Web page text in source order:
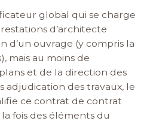
global qui se charge
d’architecte
d’un ouvrage (y compris la
mais au moins de
et de la direction des
adjudication des travaux, le
ce contrat de contrat
fois des éléments du